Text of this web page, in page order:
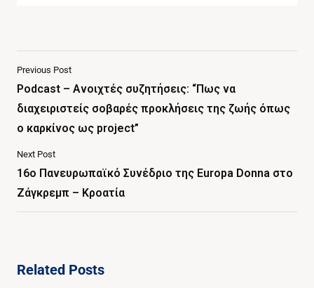
Previous Post
Podcast – Ανοιχτές συζητήσεις: “Πως να
διαχειριστείς σοβαρές προκλήσεις της ζωής όπως
ο καρκίνος ως project”
Next Post
16ο Πανευρωπαϊκό Συνέδριο της Europa Donna στο
Ζάγκρεμπ – Κροατία
Related Posts